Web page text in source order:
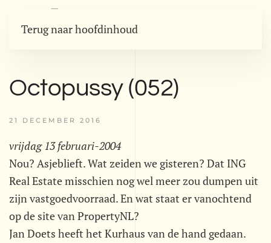
Terug naar hoofdinhoud
Octopussy (052)
21 DECEMBER 2016
vrijdag 13 februari-2004
Nou? Asjeblieft. Wat zeiden we gisteren? Dat ING
Real Estate misschien nog wel meer zou dumpen uit
zijn vastgoedvoorraad. En wat staat er vanochtend
op de site van PropertyNL?
Jan Doets heeft het Kurhaus van de hand gedaan.